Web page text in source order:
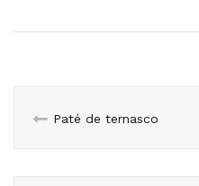
Paté de ternasco